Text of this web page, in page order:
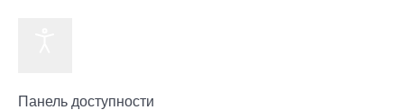
Панель доступности